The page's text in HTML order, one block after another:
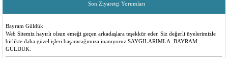
Son Ziyaretçi Yorumları
Bayram Güldük
Web Sitemiz hayırlı olsun emeği geçen arkadaşlara teşekkür eder. Siz değerli üyelerimizle
birlikte daha güzel işleri başaracağımıza inanıyoruz.SAYGILARIMLA. BAYRAM
GÜLDÜK.